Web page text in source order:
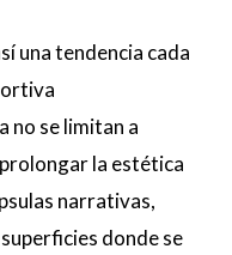
una tendencia cada
no se limitan a
la estética
narrativas,
donde se